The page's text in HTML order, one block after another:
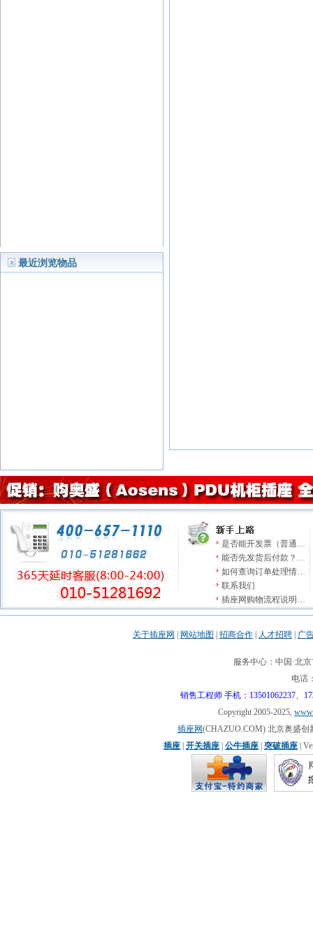
最近浏览物品
是否能开发票（普通…
能否先发货后付款？…
如何查询订单处理情…
联系我们
插座网购物流程说明…
关于插座网 网站地图 招商合作 人才招聘 广
服务中心：中国·北
电话
销售工程师 手机：13501062237、
Copyright 2005-2025,
插座网(CHAZUO.COM) 北京奥盛
插座 开关插座 公牛插座 突破插座 |